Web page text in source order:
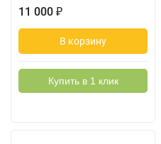
11 000 ₽
В корзину
Купить в 1 клик